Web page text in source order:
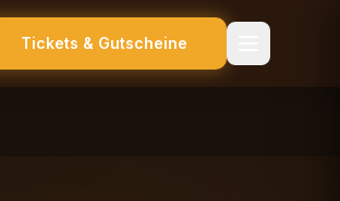
Tickets & Gutscheine